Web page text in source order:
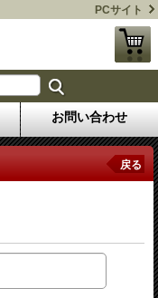
PCサイト
お問い合わせ
戻る